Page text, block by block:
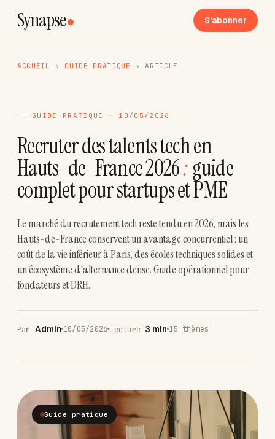
Synapse S'abonner
ACCUEIL › GUIDE PRATIQUE › ARTICLE
GUIDE PRATIQUE · 10/05/2026
Recruter des talents tech en
Hauts-de-France 2026:guide
complet pour startups et PME
Le marché du recrutement tech reste tendu en 2026, mais les
Hauts-de-France conservent un avantage concurrentiel : un
coût de la vie inférieur à Paris, des écoles techniques solides et
un écosystème d'alternance dense. Guide opérationnel pour
fondateurs et DRH.
Par Admin 10/05/2026 Lecture 3 min 15 thèmes
Guide pratique